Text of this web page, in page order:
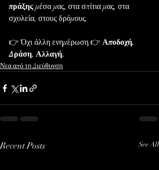
πράξης μέσα μας, στα σπίτια μας, στα
σχολεία, στους δρόμους.
👉 Όχι άλλη ενημέρωση.👉 Αποδοχή.
Δράση. Αλλαγή.
Νεα από τη Διεύθυνση
Recent Posts See All